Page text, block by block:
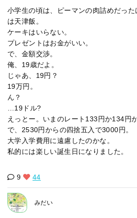
小学生の頃は、ピーマンの肉詰めだっ
は天津飯。
ケーキはいらない。
プレゼントはお金がいい。
で、金額交渉。
俺、19歳だよ。
じゃあ、19円？
19万円。
ん？
…19ドル?️
えっとー。いまのレート133円か134円か
で、2530円からの四捨五入で3000円。
大学入学費用に遠慮したのかな。
私的には楽しい誕生日になりました。
9 44
みだい